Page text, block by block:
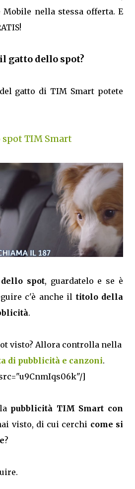
nella stessa offerta. E
gatto dello spot?
gatto di TIM Smart potete
TIM Smart
spot, guardatelo e se è
c'è anche il titolo della
.
visto? Allora controlla nella
di pubblicità e canzoni.
]
pubblicità TIM Smart con
visto, di cui cerchi come si
?